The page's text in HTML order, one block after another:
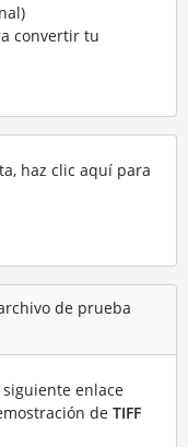
convertir tu
haz clic aquí para
de prueba
siguiente enlace
de TIFF